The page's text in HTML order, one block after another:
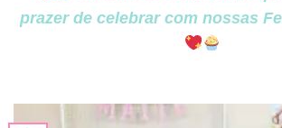
prazer de celebrar com nossas